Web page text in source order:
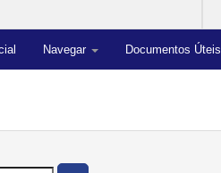
Navegar Documentos Úteis